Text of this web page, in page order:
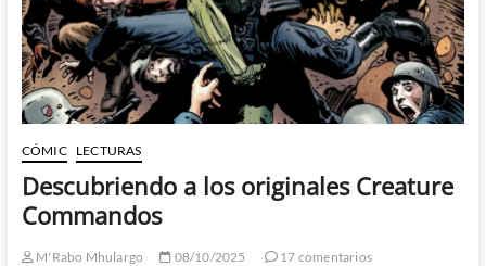
CÓMIC LECTURAS
Descubriendo a los originales Creature
Commandos
M'Rabo Mhulargo 08/10/2025
17 comentarios